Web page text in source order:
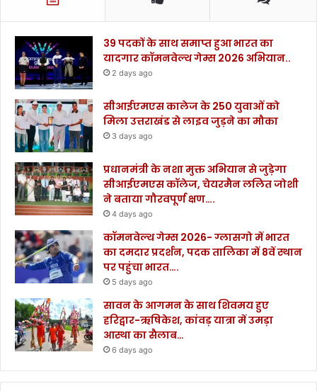
39 पदकों के साथ समाप्त हुआ भारत का
यादगार कॉमनवेल्थ गेम्स 2026 अभियान..
2 days ago
सीआईएमएस कालेज के 250 युवाओं को
मिला उत्तराखंड से लाइव जुड़ने का मौका
3 days ago
प्रधानमंत्री के नशा मुक्त अभियान से जुड़ेगा
सीआईएमएस कॉलेज, चेयरमैन ललित जोशी
ने बताया गौरवपूर्ण क्षण….
4 days ago
कॉमनवेल्थ गेम्स 2026- ग्लासगो में भारत
का दमदार प्रदर्शन, पदक तालिका में 8वें स्थान
पर पहुंचा भारत….
5 days ago
सावन के आगमन के साथ शिवमय हुए
हरिद्वार-ऋषिकेश, कांवड़ यात्रा में उमड़ा
आस्था का सैलाब…
6 days ago